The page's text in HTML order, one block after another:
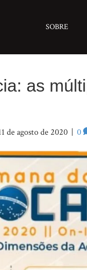
SOBRE
as
de agosto de 2020 | 0